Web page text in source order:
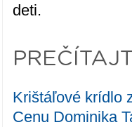
deti.
Krištáľové krídlo
Cenu Dominika